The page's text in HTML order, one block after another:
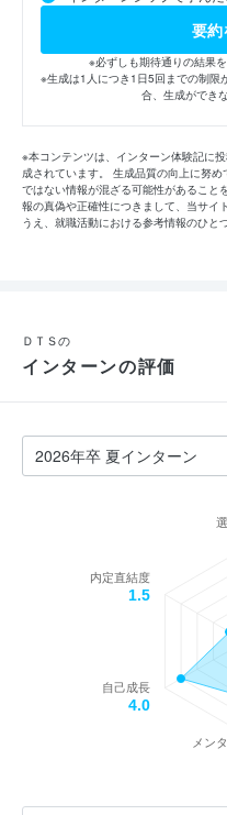
要約
※必ずしも期待通りの結果
※生成は1人につき1日5回までの制限
合、生成ができ
※本コンテンツは、インターン体験記に
成されています。 生成品質の向上に努
ではない情報が混ざる可能性があること
報の真偽や正確性につきまして、当サイ
うえ、就職活動における参考情報のひと
ＤＴＳの
インターンの評価
メン
自己成長
4.0
内定直結度
1.5